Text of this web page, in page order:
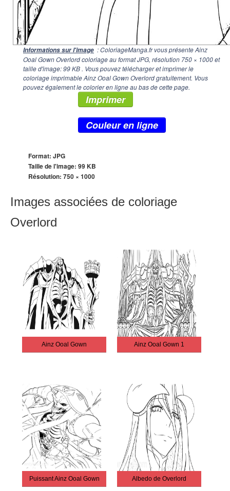
Informations sur l'image : ColoriageManga.fr vous présente Ainz
Ooal Gown Overlord coloriage au format JPG, résolution 750 × 1000et
taille d'image: 99 KB . Vous pouvez télécharger et imprimer le
coloriage imprimable Ainz Ooal Gown Overlord gratuitement. Vous
pouvez également le colorier en ligne au bas de cette page.
Imprimer
Couleur en ligne
Format: JPG
Taille de l'image: 99 KB
Résolution: 750 × 1000
Images associées de coloriage
Overlord
Ainz Ooal Gown Ainz Ooal Gown 1
Puissant Ainz Ooal Gown Albedo de Overlord